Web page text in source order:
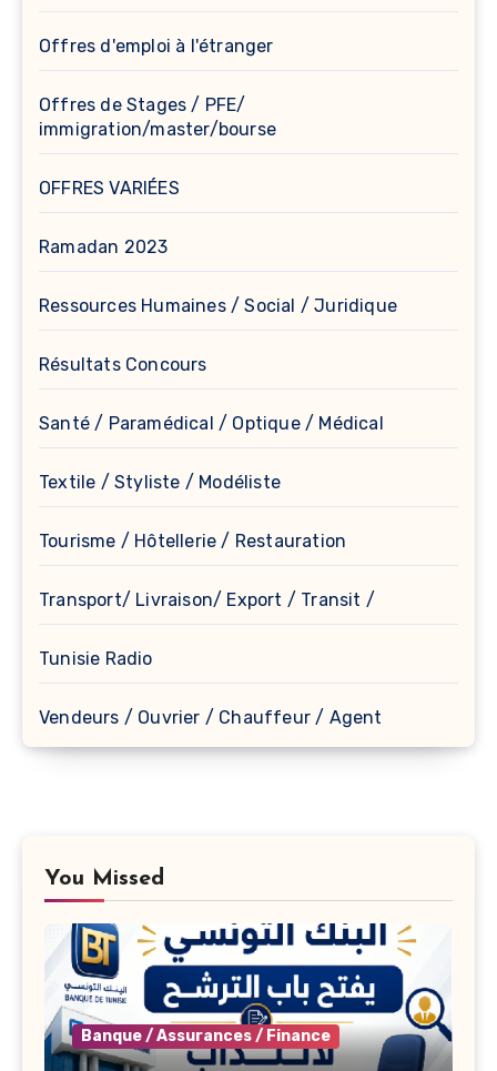
Offres d'emploi à l'étranger
Offres de Stages / PFE/
immigration/master/bourse
OFFRES VARIÉES
Ramadan 2023
Ressources Humaines / Social / Juridique
Résultats Concours
Santé / Paramédical / Optique / Médical
Textile / Styliste / Modéliste
Tourisme / Hôtellerie / Restauration
Transport/ Livraison/ Export / Transit /
Tunisie Radio
Vendeurs / Ouvrier / Chauffeur / Agent
You Missed
Banque / Assurances / Finance